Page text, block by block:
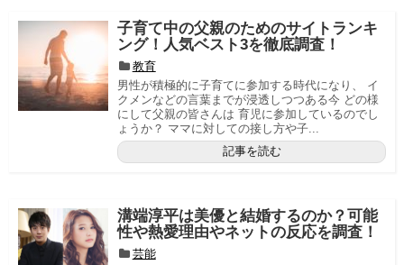
子育て中の父親のためのサイトランキ
ング！人気ベスト3を徹底調査！
教育
男性が積極的に子育てに参加する時代になり、 イ
クメンなどの言葉までが浸透しつつある今 どの様
にして父親の皆さんは 育児に参加しているのでし
ょうか？ ママに対しての接し方や子...
記事を読む
溝端淳平は美優と結婚するのか？可能
性や熱愛理由やネットの反応を調査！
芸能